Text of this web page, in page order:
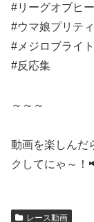
#リーグオブヒ
#ウマ娘プリテ
#メジロブライ
#反応集
～～～
動画を楽しんだ
クしてにゃ～！
レース動画